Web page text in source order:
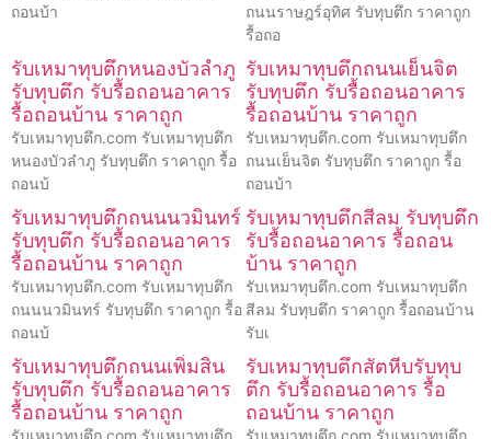
ถอนบ้า
ถนนราษฎร์อุทิศ รับทุบตึก ราคาถูก
รื้อถอ
รับเหมาทุบตึกหนองบัวลำภู
รับทุบตึก รับรื้อถอนอาคาร
รื้อถอนบ้าน ราคาถูก
รับเหมาทุบตึก.com รับเหมาทุบตึก
หนองบัวลำภู รับทุบตึก ราคาถูก รื้อ
ถอนบ้
รับเหมาทุบตึกถนนเย็นจิต
รับทุบตึก รับรื้อถอนอาคาร
รื้อถอนบ้าน ราคาถูก
รับเหมาทุบตึก.com รับเหมาทุบตึก
ถนนเย็นจิต รับทุบตึก ราคาถูก รื้อ
ถอนบ้า
รับเหมาทุบตึกถนนนวมินทร์
รับทุบตึก รับรื้อถอนอาคาร
รื้อถอนบ้าน ราคาถูก
รับเหมาทุบตึก.com รับเหมาทุบตึก
ถนนนวมินทร์ รับทุบตึก ราคาถูก รื้อ
ถอนบ้
รับเหมาทุบตึกสีลม รับทุบตึก
รับรื้อถอนอาคาร รื้อถอน
บ้าน ราคาถูก
รับเหมาทุบตึก.com รับเหมาทุบตึก
สีลม รับทุบตึก ราคาถูก รื้อถอนบ้าน
รับเ
รับเหมาทุบตึกถนนเพิ่มสิน
รับทุบตึก รับรื้อถอนอาคาร
รื้อถอนบ้าน ราคาถูก
รับเหมาทุบตึก.com รับเหมาทุบตึก
รับเหมาทุบตึกสัตหีบรับทุบ
ตึก รับรื้อถอนอาคาร รื้อ
ถอนบ้าน ราคาถูก
รับเหมาทุบตึก.com รับเหมาทุบตึก